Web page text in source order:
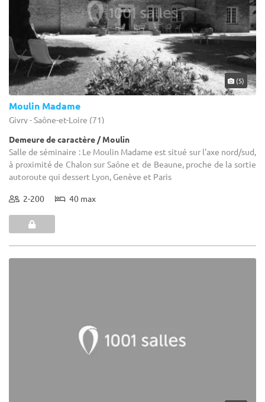
(5)
Moulin Madame
Givry - Saône-et-Loire (71)
Demeure de caractère / Moulin
Salle de séminaire : Le Moulin Madame est situé sur l'axe nord/sud,
à proximité de Chalon sur Saône et de Beaune, proche de la sortie
autoroute qui dessert Lyon, Genève et Paris
2-200 40 max